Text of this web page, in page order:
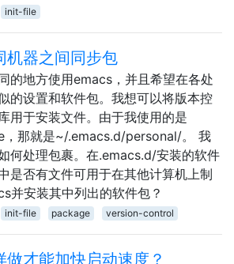
init-file
机器之间同步包
的地方使用emacs，并且希望在各处
的设置和软件包。我想可以将版本控
用于安装文件。由于我使用的是
，那就是~/.emacs.d/personal/。 我
何处理包裹。在.emacs.d/安装的软件
是否有文件可用于在其他计算机上制
并安装其中列出的软件包？
init-file package version-control
做才能加快启动速度？